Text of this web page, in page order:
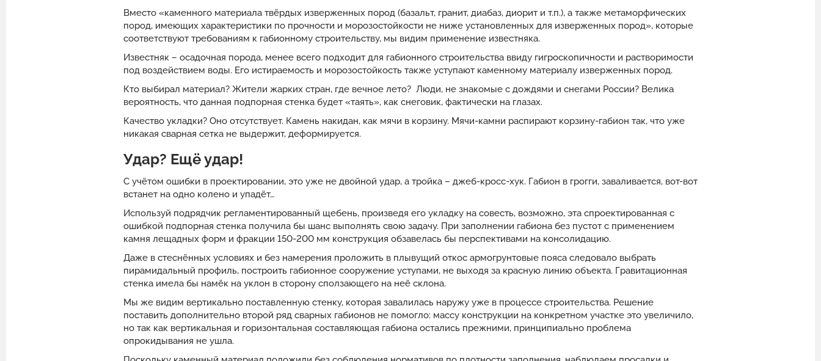
Вместо «каменного материала твёрдых изверженных пород (базальт, гранит, диабаз, диорит и т.п.), а также метаморфических
пород, имеющих характеристики по прочности и морозостойкости не ниже установленных для изверженных пород», которые
соответствуют требованиям к габионному строительству, мы видим применение известняка.
Известняк – осадочная порода, менее всего подходит для габионного строительства ввиду гигроскопичности и растворимости
под воздействием воды. Его истираемость и морозостойкость также уступают каменному материалу изверженных пород.
Кто выбирал материал? Жители жарких стран, где вечное лето? Люди, не знакомые с дождями и снегами России? Велика
вероятность, что данная подпорная стенка будет «таять», как снеговик, фактически на глазах.
Качество укладки? Оно отсутствует. Камень накидан, как мячи в корзину. Мячи-камни распирают корзину-габион так, что уже
никакая сварная сетка не выдержит, деформируется.
Удар? Ещё удар!
С учётом ошибки в проектировании, это уже не двойной удар, а тройка – джеб-кросс-хук. Габион в грогги, заваливается, вот-вот
встанет на одно колено и упадёт…
Используй подрядчик регламентированный щебень, произведя его укладку на совесть, возможно, эта спроектированная с
ошибкой подпорная стенка получила бы шанс выполнять свою задачу. При заполнении габиона без пустот с применением
камня лещадных форм и фракции 150-200 мм конструкция обзавелась бы перспективами на консолидацию.
Даже в стеснённых условиях и без намерения проложить в плывущий откос армогрунтовые пояса следовало выбрать
пирамидальный профиль, построить габионное сооружение уступами, не выходя за красную линию объекта. Гравитационная
стенка имела бы намёк на уклон в сторону сползающего на неё склона.
Мы же видим вертикально поставленную стенку, которая завалилась наружу уже в процессе строительства. Решение
поставить дополнительно второй ряд сварных габионов не помогло: массу конструкции на конкретном участке это увеличило,
но так как вертикальная и горизонтальная составляющая габиона остались прежними, принципиально проблема
опрокидывания не ушла.